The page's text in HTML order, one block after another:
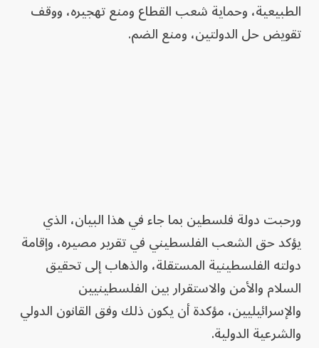
الطبيعية، وحماية شعب القطاع ومنع تهجيره، ووقف
تقويض حل الدولتين، ومنع الضم.
ورحبت دولة فلسطين بما جاء في هذا البيان، الذي
يؤكد حق الشعب الفلسطيني في تقرير مصيره، وإقامة
دولته الفلسطينية المستقلة، والذهاب إلى تحقيق
السلام والأمن والاستقرار بين الفلسطينيين
والإسرائيليين، مؤكدة أن يكون ذلك وفق القانون الدولي
والشرعية الدولية.